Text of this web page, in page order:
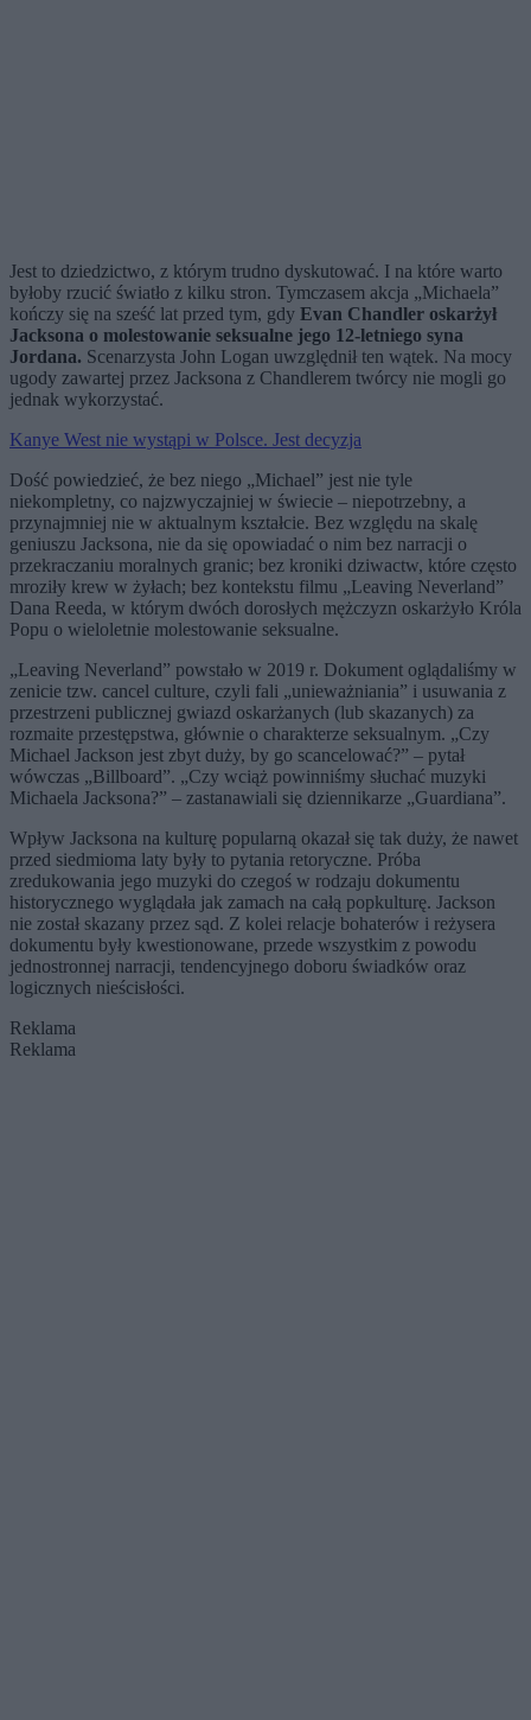
Jest to dziedzictwo, z którym trudno dyskutować. I na które warto
byłoby rzucić światło z kilku stron. Tymczasem akcja „Michaela”
kończy się na sześć lat przed tym, gdy Evan Chandler oskarżył
Jacksona o molestowanie seksualne jego 12-letniego syna
Jordana. Scenarzysta John Logan uwzględnił ten wątek. Na mocy
ugody zawartej przez Jacksona z Chandlerem twórcy nie mogli go
jednak wykorzystać.
Kanye West nie wystąpi w Polsce. Jest decyzja
Dość powiedzieć, że bez niego „Michael” jest nie tyle
niekompletny, co najzwyczajniej w świecie – niepotrzebny, a
przynajmniej nie w aktualnym kształcie. Bez względu na skalę
geniuszu Jacksona, nie da się opowiadać o nim bez narracji o
przekraczaniu moralnych granic; bez kroniki dziwactw, które często
mroziły krew w żyłach; bez kontekstu filmu „Leaving Neverland”
Dana Reeda, w którym dwóch dorosłych mężczyzn oskarżyło Króla
Popu o wieloletnie molestowanie seksualne.
„Leaving Neverland” powstało w 2019 r. Dokument oglądaliśmy w
zenicie tzw. cancel culture, czyli fali „unieważniania” i usuwania z
przestrzeni publicznej gwiazd oskarżanych (lub skazanych) za
rozmaite przestępstwa, głównie o charakterze seksualnym. „Czy
Michael Jackson jest zbyt duży, by go scancelować?” – pytał
wówczas „Billboard”. „Czy wciąż powinniśmy słuchać muzyki
Michaela Jacksona?” – zastanawiali się dziennikarze „Guardiana”.
Wpływ Jacksona na kulturę popularną okazał się tak duży, że nawet
przed siedmioma laty były to pytania retoryczne. Próba
zredukowania jego muzyki do czegoś w rodzaju dokumentu
historycznego wyglądała jak zamach na całą popkulturę. Jackson
nie został skazany przez sąd. Z kolei relacje bohaterów i reżysera
dokumentu były kwestionowane, przede wszystkim z powodu
jednostronnej narracji, tendencyjnego doboru świadków oraz
logicznych nieścisłości.
Reklama
Reklama